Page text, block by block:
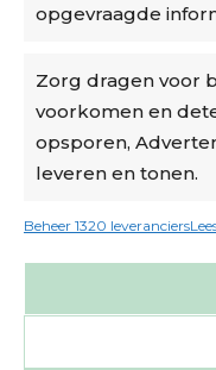
opgevraagde
Zorg dragen voor
voorkomen en
opsporen,
leveren en tonen.
Beheer 1320 leveranciers
Verzending
€6,50-€7,50 via